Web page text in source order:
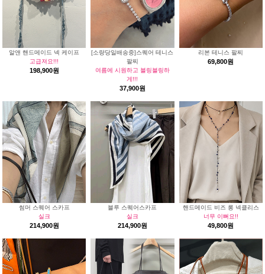
알앤 핸드메이드 넥 케이프
고급져요!!!
198,900원
[소량당일배송중]스퀘어 테니스
팔찌
여름에 시원하고 블링블링하
게!!!
37,900원
리본 테니스 팔찌
69,800원
썸머 스퀘어 스카프
실크
214,900원
블루 스퀘어스카프
실크
214,900원
핸드메이드 비즈 롱 넥클리스
너무 이뻐요!!
49,800원